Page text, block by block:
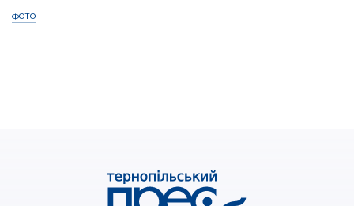
ФОТО